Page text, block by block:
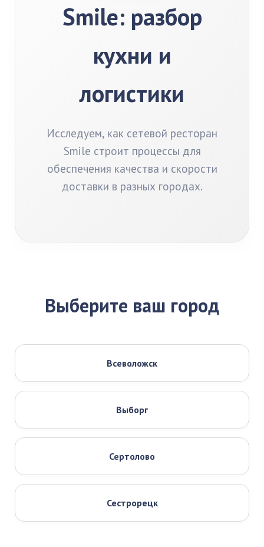
Smile: разбор
кухни и
логистики
Исследуем, как сетевой ресторан
Smile строит процессы для
обеспечения качества и скорости
доставки в разных городах.
Выберите ваш город
Всеволожск
Выборг
Сертолово
Сестрорецк